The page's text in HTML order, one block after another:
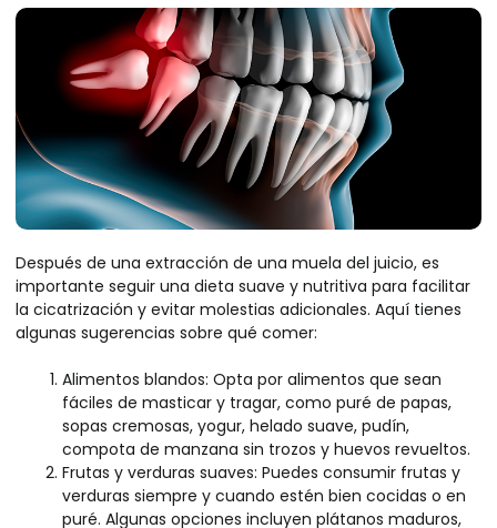
Después de una extracción de una muela del juicio, es
importante seguir una dieta suave y nutritiva para facilitar
la cicatrización y evitar molestias adicionales. Aquí tienes
algunas sugerencias sobre qué comer:
Alimentos blandos: Opta por alimentos que sean
fáciles de masticar y tragar, como puré de papas,
sopas cremosas, yogur, helado suave, pudín,
compota de manzana sin trozos y huevos revueltos.
Frutas y verduras suaves: Puedes consumir frutas y
verduras siempre y cuando estén bien cocidas o en
puré. Algunas opciones incluyen plátanos maduros,